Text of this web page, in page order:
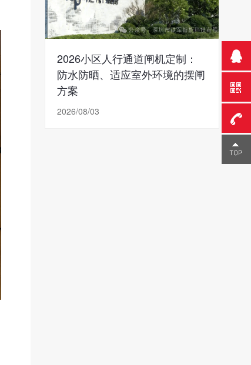
2026小区人行通道闸机定制：
防水防晒、适应室外环境的摆闸
方案
2026/08/03
0755-